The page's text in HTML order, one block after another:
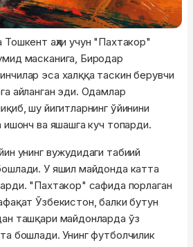
аҳли учун "Пахтакор"
масканига, Биродар
эса халққа таскин берувчи
айланган эди. Одамлар
шу йигитларнинг ўйинини
ишонч ва яшашга куч топарди.
унинг вужудидаги табиий
У яшил майдонда катта
"Пахтакор" сафида порлаган
Ўзбекистон, балки бутун
ташқари майдонларда ўз
бошлади. Унинг футболчилик